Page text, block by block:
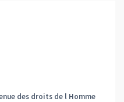
des droits de l Homme